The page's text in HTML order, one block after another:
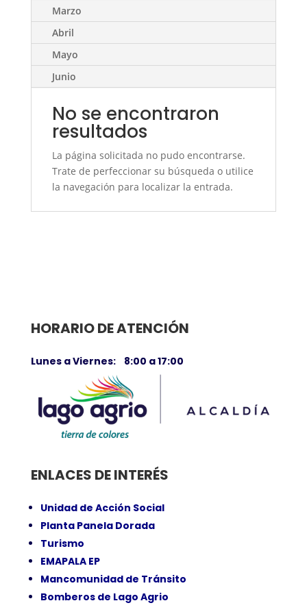
Marzo
Abril
Mayo
Junio
No se encontraron
resultados
La página solicitada no pudo encontrarse.
Trate de perfeccionar su búsqueda o utilice
la navegación para localizar la entrada.
HORARIO DE ATENCIÓN
Lunes a Viernes: 8:00 a 17:00
ENLACES DE INTERÉS
Unidad de Acción Social
Planta Panela Dorada
Turismo
EMAPALA EP
Mancomunidad de Tránsito
Bomberos de Lago Agrio